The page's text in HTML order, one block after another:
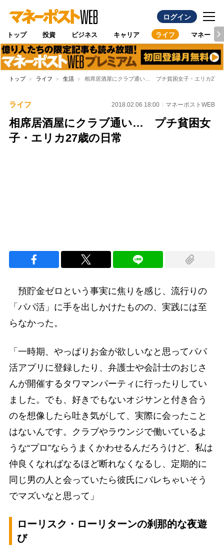
ログイン
トップ 投資 ビジネス キャリア ライフ マネー
トップ ライフ 生活 相席居酒屋にクラブ通い… プチ貧困女子・エリカ27歳
ライフ 2018.02.06 18:00 マネーポストWEB
相席居酒屋にクラブ通い… プチ貧困女
子・エリカ27歳の日常
預貯金ゼロという事実に焦りを感じ、流行りの
「パパ活」に手を出しかけたものの、実践には至
らなかった。
「一時期、やっぱりお金が欲しいなと思ってパパ
活アプリに登録したり、弁護士や会計士のおじさ
んが開催するタワマンパーティに行ったりしてい
ました。でも、好きでもないオジサンと付き合う
のを想像したら吐き気がして、実際に会ったこと
はないんです。クラブやラウンジで働いているよ
うな“プロ”ならうまくかわせるんだろうけど、私は
仲良くなればなるほど断れなくなるし、定期的に
同じ男の人と会っていたら彼氏にバレちゃいそう
でマズいなと思って」
ローリスク・ローリターンの刹那的な夜遊
び